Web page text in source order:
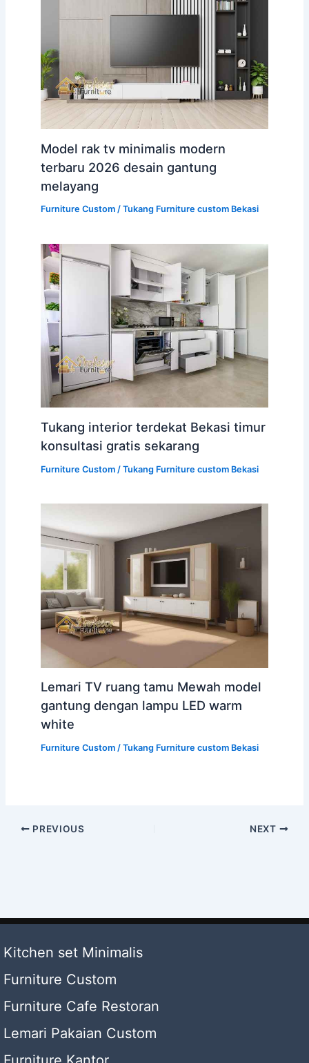
Model rak tv minimalis modern
terbaru 2026 desain gantung
melayang
Furniture Custom/ Tukang Furniture custom Bekasi
Tukang interior terdekat Bekasi timur
konsultasi gratis sekarang
Furniture Custom/ Tukang Furniture custom Bekasi
Lemari TV ruang tamu Mewah model
gantung dengan lampu LED warm
white
Furniture Custom/ Tukang Furniture custom Bekasi
PREVIOUS NEXT
Kitchen set Minimalis
Furniture Custom
Furniture Cafe Restoran
Lemari Pakaian Custom